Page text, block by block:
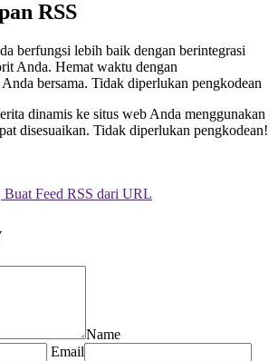
RSS
berfungsi lebih baik dengan berintegrasi
Anda. Hemat waktu dengan
bersama. Tidak diperlukan pengkodean
dinamis ke situs web Anda menggunakan
disesuaikan. Tidak diperlukan pengkodean!
Buat Feed RSS dari URL
Name
Email